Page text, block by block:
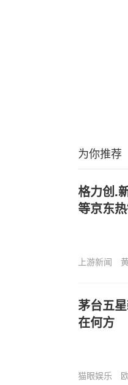
为你推荐
格力创.
等京东
上游新闻
茅台五
在何方
猫眼娱乐